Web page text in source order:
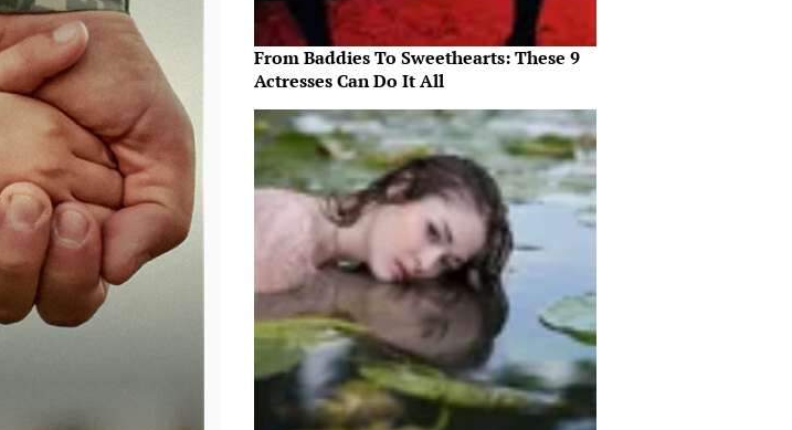
From Baddies To Sweethearts: These 9
Actresses Can Do It All